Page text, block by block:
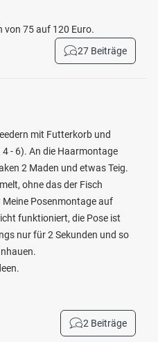
von 75 auf 120 Euro.
27 Beiträge
mit Futterkorb und
- 6). An die Haarmontage
2 Maden und etwas Teig.
ohne das der Fisch
Meine Posenmontage auf
funktioniert, die Pose ist
nur für 2 Sekunden und so
2 Beiträge